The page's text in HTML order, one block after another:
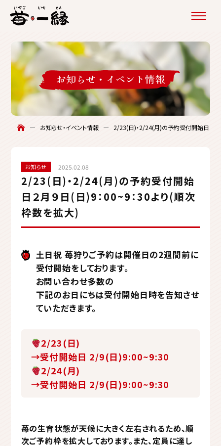
お知らせ・ イベント情報
お知らせ・イベント情報 2/23(日)・2/24(月)の予約受付開始日２月
お知らせ 2025.02.08
2/23(日)・2/24(月)の予約受付開始
日２月９日(日)9：00~9：30より(順次
枠数を拡大)
土日祝 苺狩りご予約は開催日の2週間前に
受付開始をしております。
お問い合わせ多数の
下記のお日にちは受付開始日時を告知させ
ていただきます。
2/23(日)
→受付開始日 2/9(日)9:00~9:30
2/24(月)
→受付開始日 2/9(日)9:00~9:30
苺の生育状態が天候に大きく左右されるため、順
次ご予約枠を拡大しております。また、定員に達し